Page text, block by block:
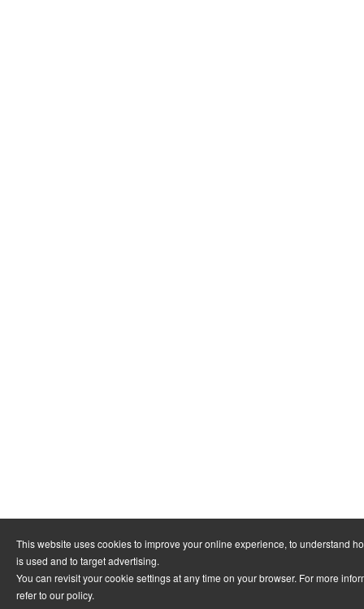
This website uses cookies to improve your online experience, to understand
is used and to target advertising.
You can revisit your cookie settings at any time on your browser. For more
refer to our policy.